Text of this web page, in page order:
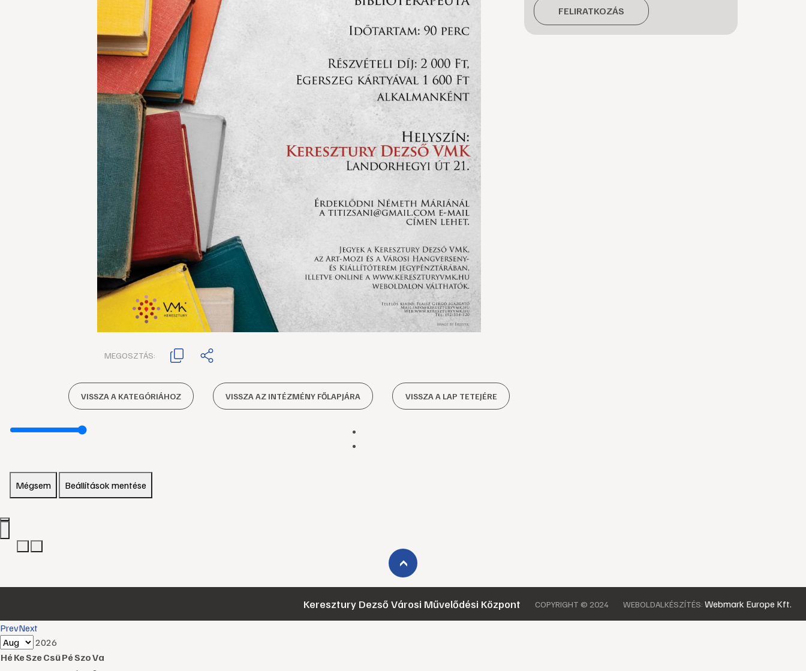
MEGOSZTÁS:
VISSZA A KATEGÓRIÁHOZ VISSZA AZ INTÉZMÉNY FŐLAPJÁRA VISSZA A LAP TETEJÉRE
FELIRATKOZÁS
Mégsem Beállítások mentése
›
Keresztury Dezső Városi Művelődési Központ COPYRIGHT © 2024 WEBOLDALKÉSZÍTÉS: Webmark Europe Kft.
PrevNext
2026
HéKeSzeCsüPéSzoVa